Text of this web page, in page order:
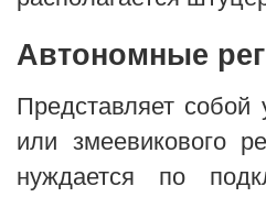
Автономные
Представляет собой
или змеевикового
нуждается по